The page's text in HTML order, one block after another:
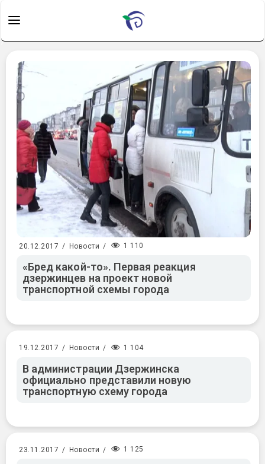
20.12.2017 / Новости / 1 110
«Бред какой-то». Первая реакция
дзержинцев на проект новой
транспортной схемы города
19.12.2017 / Новости / 1 104
В администрации Дзержинска
официально представили новую
транспортную схему города
23.11.2017 / Новости / 1 125